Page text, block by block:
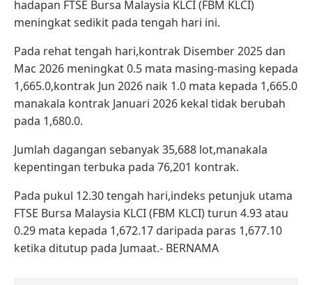
hadapan FTSE Bursa Malaysia KLCI (FBM KLCI)
meningkat sedikit pada tengah hari ini.
Pada rehat tengah hari,kontrak Disember 2025 dan
Mac 2026 meningkat 0.5 mata masing-masing kepada
1,665.0,kontrak Jun 2026 naik 1.0 mata kepada 1,665.0
manakala kontrak Januari 2026 kekal tidak berubah
pada 1,680.0.
Jumlah dagangan sebanyak 35,688 lot,manakala
kepentingan terbuka pada 76,201 kontrak.
Pada pukul 12.30 tengah hari,indeks petunjuk utama
FTSE Bursa Malaysia KLCI (FBM KLCI) turun 4.93 atau
0.29 mata kepada 1,672.17 daripada paras 1,677.10
ketika ditutup pada Jumaat.- BERNAMA